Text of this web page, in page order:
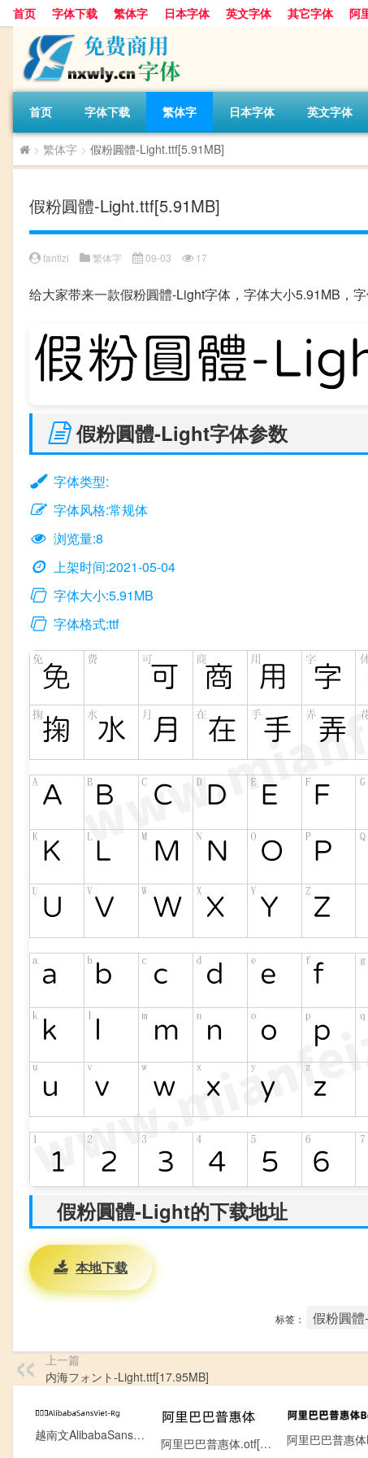
首页 字体下载 繁体字 日本字体 英文字体 其它字体 阿
首页 字体下载 繁体字 日本字体 英文字体
> 繁体字 > 假粉圓體-Light.ttf[5.91MB]
假粉圓體-Light.ttf[5.91MB]
fantizi 繁体字 09-03 17
给大家带来一款假粉圓體-Light字体，字体大小5.91MB，
假粉圓體-Light字体参数
字体类型:
字体风格:常规体
浏览量:8
上架时间:2021-05-04
字体大小:5.91MB
字体格式:ttf
假粉圓體-Light的下载地址
本地下载
标签： 假粉圓
上一篇
内海フォント-Light.ttf[17.95MB]
越南文AlibabaSansViet-Rg.otf[0.13MB]
阿里巴巴普惠体.otf[6.60MB]